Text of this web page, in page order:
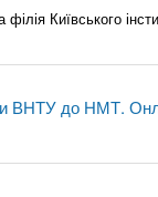
Київського
ВНТУ до НМТ.